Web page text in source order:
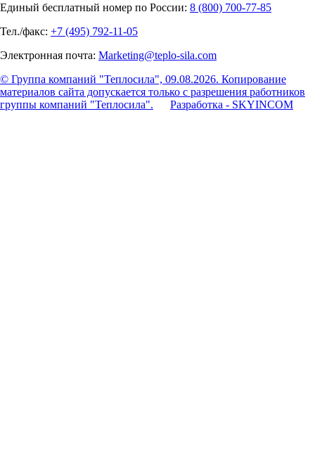
Единый бесплатный номер по России: 8 (800) 700-77-85
Тел./факс: +7 (495) 792-11-05
Электронная почта: Marketing@teplo-sila.com
© Группа компаний "Теплосила", 09.08.2026. Копирование
материалов сайта допускается только с разрешения работников
группы компаний "Теплосила".
Разработка - SKYINCOM